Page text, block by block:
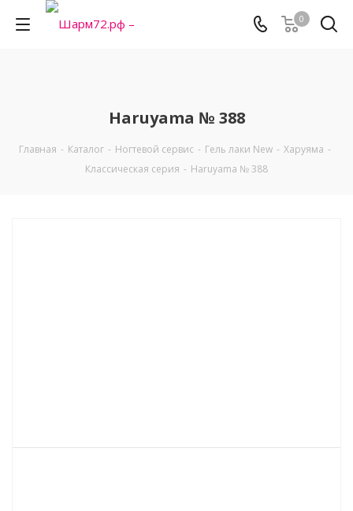
0
Haruyama № 388
Главная - Каталог - Ногтевой сервис - Гель лаки New - Харуяма -
Классическая серия - Haruyama № 388